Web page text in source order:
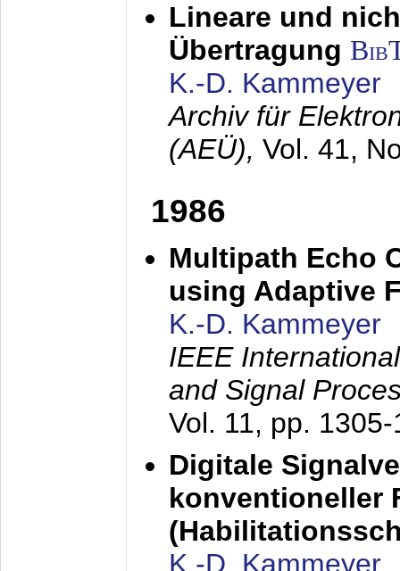
Lineare und
Übertragung
K.-D. Kammeyer
Archiv für
(AEÜ), Vol. 41,
1986
Multipath Echo
using Adaptive
K.-D. Kammeyer
IEEE
and Signal
Vol. 11, pp.
Digitale
konventioneller
K.-D. Kammeyer